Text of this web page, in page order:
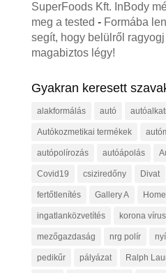
SuperFoods Kft. InBody
meg a tested - Formába
segít, hogy belülről
magabiztos légy!
Gyakran keresett
alakformálás autó
Autókozmetikai termékek
autópolírozás autóápolás
Covid19 csiziredőny Divat
fertőtlenítés Gallery A
ingatlanközvetítés korona vírus
mezőgazdaság nrg polír
pedikűr pályázat Ralph